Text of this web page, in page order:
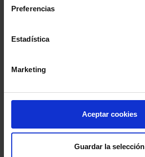
Preferencias
Estadística
Marketing
Aceptar cookies
Guardar la selección
PUBLICACIONES PARA ESTAR AL DÍA